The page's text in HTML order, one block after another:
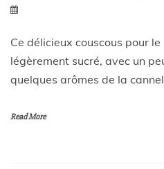
Ce délicieux couscous pour
légèrement sucré, avec un
quelques arômes de la
Read More